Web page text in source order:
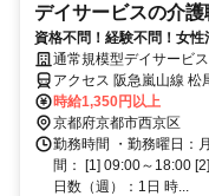
デイサービスの介護
資格不問！経験不問！女
ビスで活躍いただきます
士の方1350円～！週2回～
いあいとした職場です。ぜ
中！
通常規模型デイサービ
アクセス 阪急嵐山線 松
線〕徒歩約12分、京福
時給1,350円以上
京都府京都市西京区
勤務時間 ・勤務曜日：
間： [1] 09:00～18:00
日数（週）：1日 時...